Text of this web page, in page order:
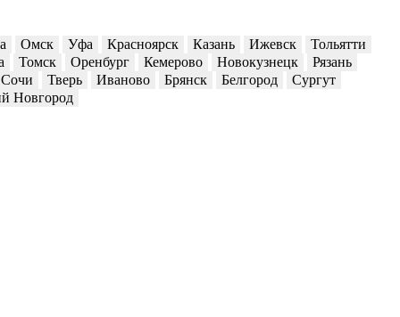
Омск Уфа Красноярск Казань Ижевск
Тольятти
Томск Оренбург Кемерово Новокузнецк
Рязань
Сочи Тверь Иваново Брянск Белгород
Сургут
Новгород